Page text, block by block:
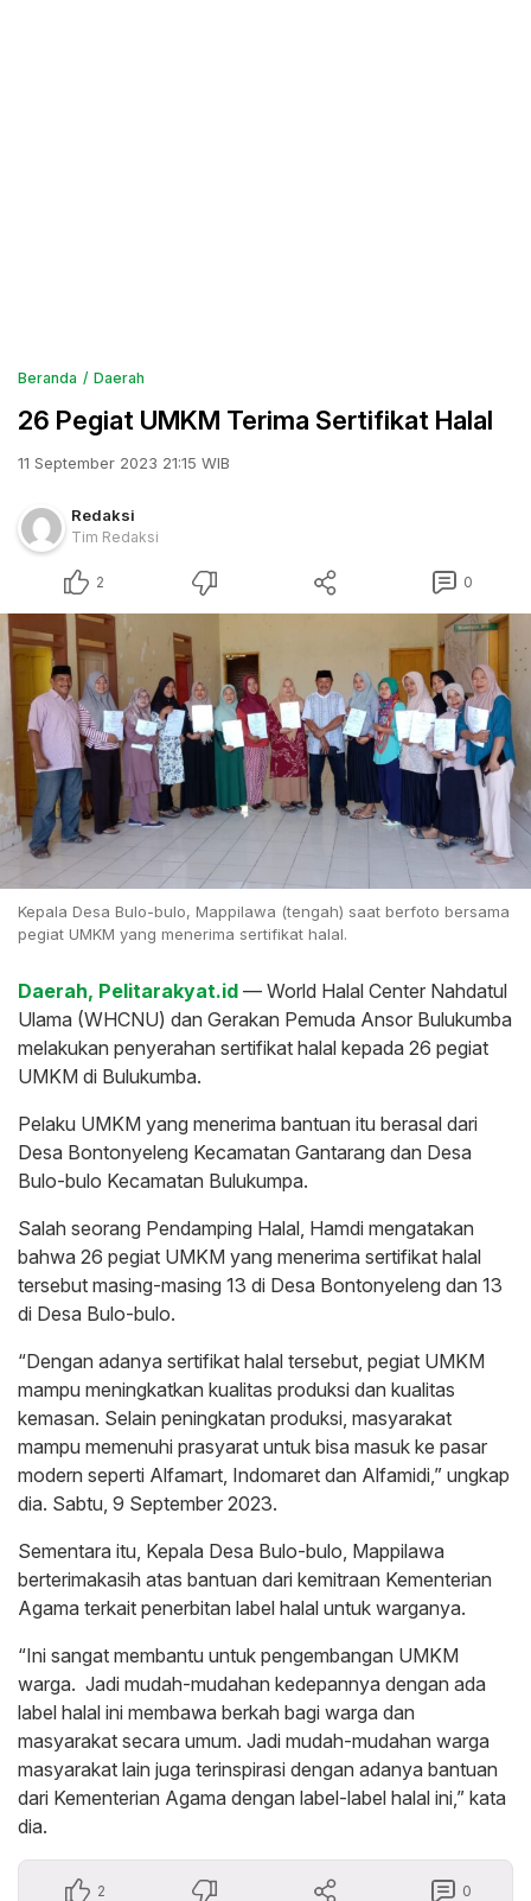
Beranda Daerah
26 Pegiat UMKM Terima Sertifikat Halal
11 September 2023 21:15 WIB
Redaksi
Tim Redaksi
2 0
Kepala Desa Bulo-bulo, Mappilawa (tengah) saat berfoto bersama
pegiat UMKM yang menerima sertifikat halal.
Daerah, Pelitarakyat.id — World Halal Center Nahdatul
Ulama (WHCNU) dan Gerakan Pemuda Ansor Bulukumba
melakukan penyerahan sertifikat halal kepada 26 pegiat
UMKM di Bulukumba.
Pelaku UMKM yang menerima bantuan itu berasal dari
Desa Bontonyeleng Kecamatan Gantarang dan Desa
Bulo-bulo Kecamatan Bulukumpa.
Salah seorang Pendamping Halal, Hamdi mengatakan
bahwa 26 pegiat UMKM yang menerima sertifikat halal
tersebut masing-masing 13 di Desa Bontonyeleng dan 13
di Desa Bulo-bulo.
“Dengan adanya sertifikat halal tersebut, pegiat UMKM
mampu meningkatkan kualitas produksi dan kualitas
kemasan. Selain peningkatan produksi, masyarakat
mampu memenuhi prasyarat untuk bisa masuk ke pasar
modern seperti Alfamart, Indomaret dan Alfamidi,” ungkap
dia. Sabtu, 9 September 2023.
Sementara itu, Kepala Desa Bulo-bulo, Mappilawa
berterimakasih atas bantuan dari kemitraan Kementerian
Agama terkait penerbitan label halal untuk warganya.
“Ini sangat membantu untuk pengembangan UMKM
warga. Jadi mudah-mudahan kedepannya dengan ada
label halal ini membawa berkah bagi warga dan
masyarakat secara umum. Jadi mudah-mudahan warga
masyarakat lain juga terinspirasi dengan adanya bantuan
dari Kementerian Agama dengan label-label halal ini,” kata
dia.
2 0